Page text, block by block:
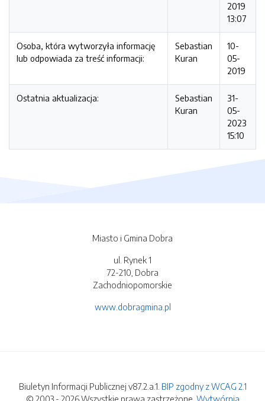
2019
13:07
Osoba, która wytworzyła informację
lub odpowiada za treść informacji:
Sebastian
Kuran
10-
05-
2019
Ostatnia aktualizacja:
Sebastian
Kuran
31-
05-
2023
15:10
Miasto i Gmina Dobra
ul. Rynek 1
72-210, Dobra
Zachodniopomorskie
www.dobragmina.pl
Biuletyn Informacji Publicznej v87.2.a.1. BIP zgodny z WCAG 2.1
© 2003 - 2026 Wszystkie prawa zastrzeżone. Wytwórnia